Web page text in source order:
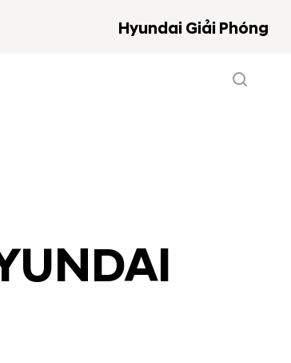
Hyundai Giải Phóng